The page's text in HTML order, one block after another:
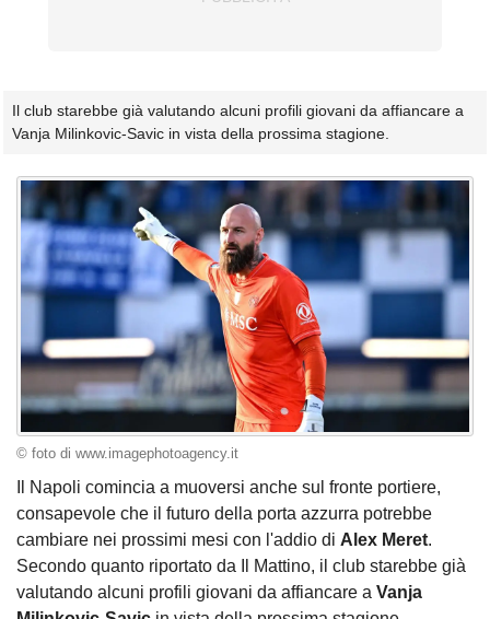
Il club starebbe già valutando alcuni profili giovani da affiancare a
Vanja Milinkovic-Savic in vista della prossima stagione.
© foto di www.imagephotoagency.it
Il Napoli comincia a muoversi anche sul fronte portiere,
consapevole che il futuro della porta azzurra potrebbe
cambiare nei prossimi mesi con l'addio di Alex Meret.
Secondo quanto riportato da Il Mattino, il club starebbe già
valutando alcuni profili giovani da affiancare a Vanja